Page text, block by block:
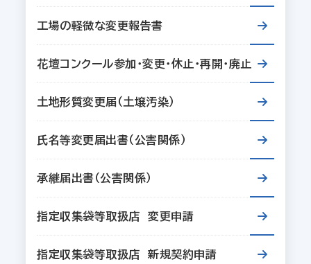
工場の軽微な変更報告書
花壇コンクール参加・変更・休止・再開・廃止
土地形質変更届（土壌汚染）
氏名等変更届出書（公害関係）
承継届出書（公害関係）
指定収集袋等取扱店 変更申請
指定収集袋等取扱店 新規契約申請